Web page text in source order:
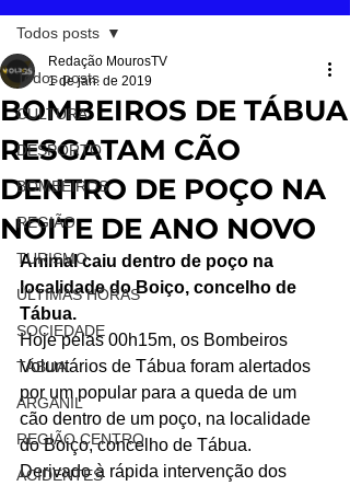
Todos posts
CULTURA
DESPORTO
BOMBEIROS
REGIÃO
TURISMO
ÚLTIMAS HORAS
SOCIEDADE
TÁBUA
ARGANIL
REGIÃO CENTRO
ACIDENTES
Todos posts
BOMBEIROS DE TÁBUA
RESGATAM CÃO
DENTRO DE POÇO NA
NOITE DE ANO NOVO
Redação MourosTV
1 de jan. de 2019
Animal caiu dentro de poço na
localidade do Boiço, concelho de
Tábua.
Hoje pelas 00h15m, os Bombeiros
Voluntários de Tábua foram alertados
por um popular para a queda de um
cão dentro de um poço, na localidade
do Boiço, concelho de Tábua.
Derivado à rápida intervenção dos